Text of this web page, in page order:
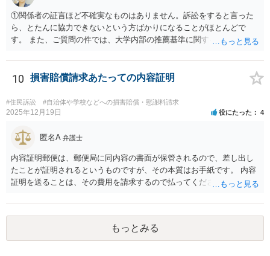
①関係者の証言ほど不確実なものはありません。訴訟をすると言った
ら、とたんに協力できないという方ばかりになることがほとんどで
す。 また、ご質問の件では、大学内部の推薦基準に関する資料とご相
しょう。 資料の開示制度があるかどうかを一度大学側に問い合わせて
みてはどうでしょうか。 個人で入手できるかどうかはこれにかかって
は依頼をして（受任してくれる弁護士がいるかどうかは別ですが）、
弁護士法23条の2に基づく照会をしてもらうという方法もあります。
しれません。 ですが、推薦がある場合に必ずB社に採用されることが
ます。 ですので、お金をかけて訴訟をしても得るものが少ない可能性
は高いと思われます。 ただ、この点に関しては弁護士によって見解が
異なるかもしれません。
10 損害賠償請求あたっての内容証明
#住民訴訟 #自治体や学校などへの損害賠償・慰謝料請求
2025年12月19日 役にたった 4
匿名A 弁護士
内容証明郵便は、郵便局に同内容の書面が保管されるので、差し出し
たことが証明されるというものですが、その本質はお手紙です。 内容
証明を送ることは、その費用を請求するので払ってくださいという申
じる義務が（内容証明郵便の効力として）生じるというものではな
く、無視されたらそれでおしまいです。 その後は、裁判を起こして判
決を得て強制的に支払ってもらえるようにするかどうかを検討する必
要があります。郵便を送らずに最初から裁判所に申し立てる方法もあ
もっとみる